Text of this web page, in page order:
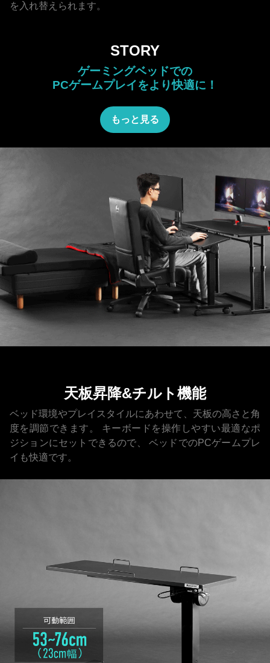
を入れ替えられます。
STORY
ゲーミングベッドでの
PCゲームプレイをより快適に！
もっと見る
天板昇降&チルト機能
ベッド環境やプレイスタイルにあわせて、天板の高さと角
度を調節できます。
キーボードを操作しやすい最適なポ
ジションにセットできるので、
ベッドでのPCゲームプレ
イも快適です。